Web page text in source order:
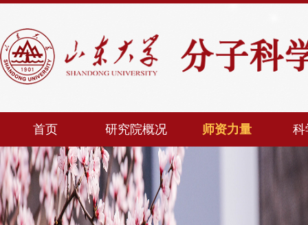
首页 研究院概况 师资力量 科